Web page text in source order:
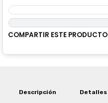
COMPARTIR ESTE PRODUCTO
Descripción Detalles